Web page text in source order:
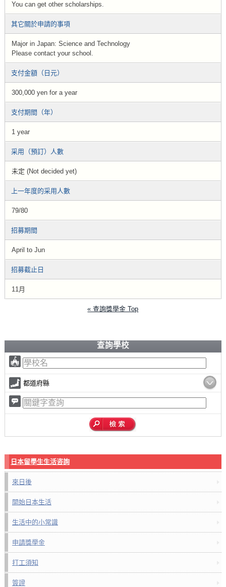
You can get other scholarships.
其它關於申請的事項
Major in Japan: Science and Technology
Please contact your school.
支付金額（日元）
300,000 yen for a year
支付期間（年）
1 year
采用（預訂）人數
未定 (Not decided yet)
上一年度的采用人數
79/80
招募期間
April to Jun
招募截止日
11月
« 查詢獎學金 Top
查詢學校
都道府縣
日本留學生生活咨詢
來日後
開始日本生活
生活中的小常識
申請獎學金
打工須知
簽證